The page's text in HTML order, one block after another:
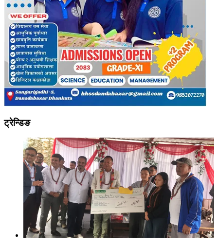
ट्रेन्डिङ